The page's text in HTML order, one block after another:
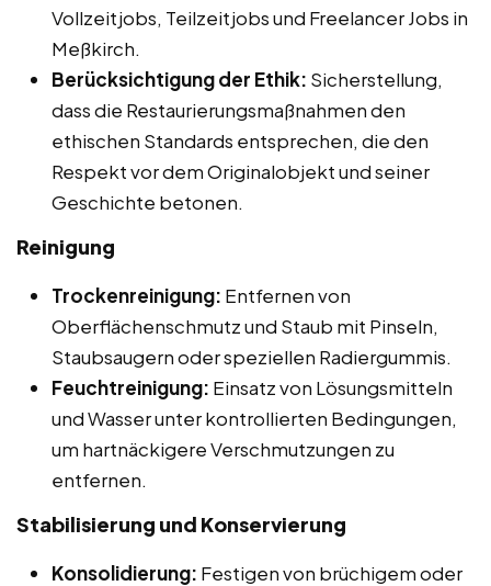
Vollzeitjobs, Teilzeitjobs und Freelancer Jobs in
Meßkirch.
Berücksichtigung der Ethik: Sicherstellung,
dass die Restaurierungsmaßnahmen den
ethischen Standards entsprechen, die den
Respekt vor dem Originalobjekt und seiner
Geschichte betonen.
Reinigung
Trockenreinigung: Entfernen von
Oberflächenschmutz und Staub mit Pinseln,
Staubsaugern oder speziellen Radiergummis.
Feuchtreinigung: Einsatz von Lösungsmitteln
und Wasser unter kontrollierten Bedingungen,
um hartnäckigere Verschmutzungen zu
entfernen.
Stabilisierung und Konservierung
Konsolidierung: Festigen von brüchigem oder